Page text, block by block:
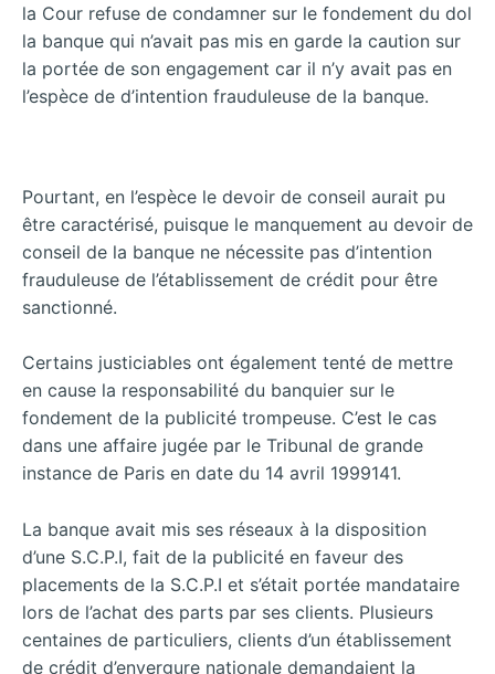
la Cour refuse de condamner sur le fondement du dol
la banque qui n’avait pas mis en garde la caution sur
la portée de son engagement car il n’y avait pas en
l’espèce de d’intention frauduleuse de la banque.
Pourtant, en l’espèce le devoir de conseil aurait pu
être caractérisé, puisque le manquement au devoir de
conseil de la banque ne nécessite pas d’intention
frauduleuse de l’établissement de crédit pour être
sanctionné.
Certains justiciables ont également tenté de mettre
en cause la responsabilité du banquier sur le
fondement de la publicité trompeuse. C’est le cas
dans une affaire jugée par le Tribunal de grande
instance de Paris en date du 14 avril 1999141.
La banque avait mis ses réseaux à la disposition
d’une S.C.P.I, fait de la publicité en faveur des
placements de la S.C.P.I et s’était portée mandataire
lors de l’achat des parts par ses clients. Plusieurs
centaines de particuliers, clients d’un établissement
de crédit d’envergure nationale demandaient la